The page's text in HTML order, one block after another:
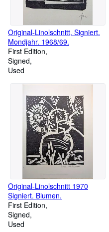
Original-Linolschnitt, Signiert.
Mondjahr. 1968/69.
First Edition
Signed
Used
Original-Linolschnitt 1970
Signiert. Blumen.
First Edition
Signed
Used